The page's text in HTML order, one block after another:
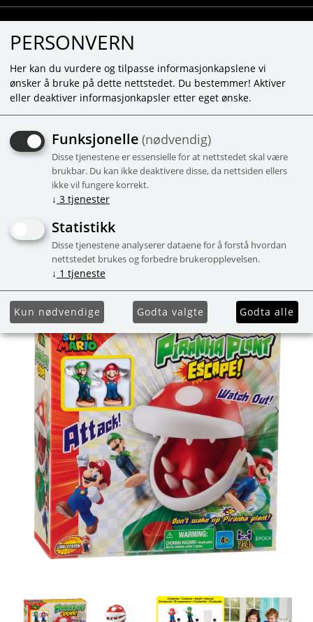
SUPER MARIO™ PIRANHA
PLANT ESCAPE!
• Følg det som vises på terningen og flytt
figuren på spillefeltet. Den som blir spist
av piranha-planten, taper!
• inkl. 2 Super Mario figurer, 2 figurstativ
og 1 terning
• for 2–4 spillere
Kampanje
PERSONVERN
Her kan du vurdere og tilpasse informasjonkapslene vi
ønsker å bruke på dette nettstedet. Du bestemmer! Aktiver
eller deaktiver informasjonkapsler etter eget ønske.
Funksjonelle (nødvendig)
Disse tjenestene er essensielle for at nettstedet skal være
brukbar. Du kan ikke deaktivere disse, da nettsiden ellers
ikke vil fungere korrekt.
↓ 3 tjenester
Statistikk
Disse tjenestene analyserer dataene for å forstå hvordan
nettstedet brukes og forbedre brukeropplevelsen.
↓ 1 tjeneste
Kun nødvendige Godta valgte Godta alle